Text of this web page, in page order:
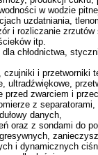
w wodzie
uzdatniania,
i rozliczanie zrzutów
itp.
chłodnictwa,
i przetworniki
ultradźwiękowe,
zwarciem i
z separatorami,
danych,
oraz z sondami do
i dynamicznych